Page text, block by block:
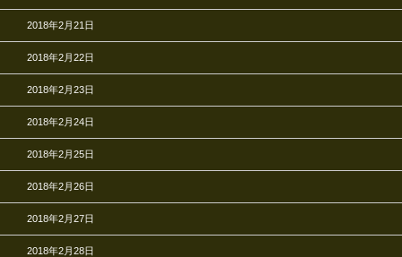
2018年2月21日
2018年2月22日
2018年2月23日
2018年2月24日
2018年2月25日
2018年2月26日
2018年2月27日
2018年2月28日